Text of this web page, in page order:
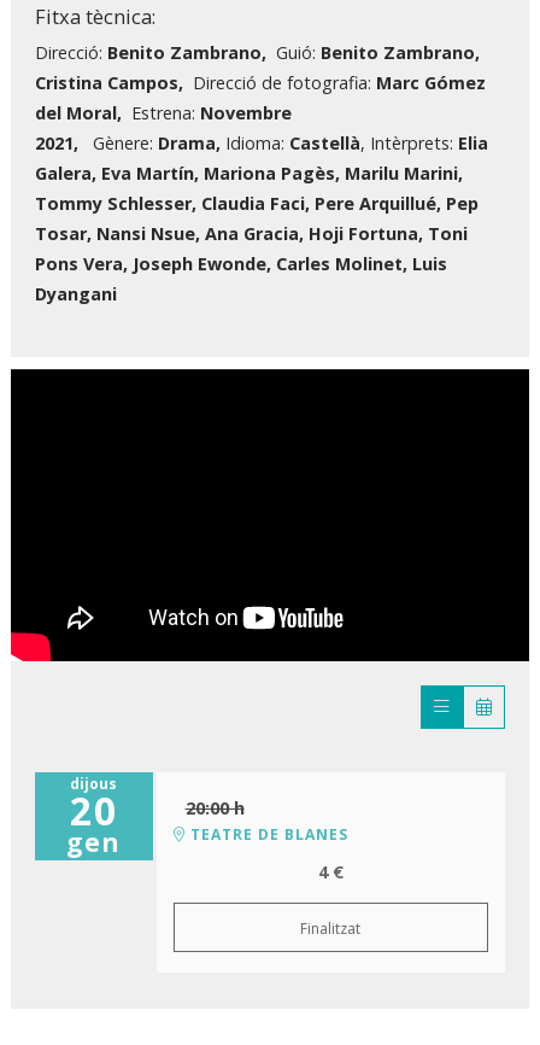
Fitxa tècnica:
Direcció: Benito Zambrano, Guió: Benito Zambrano,
Cristina Campos, Direcció de fotografia: Marc Gómez
del Moral, Estrena: Novembre
2021,
Gènere: Drama, Idioma: Castellà, Intèrprets: Elia
Galera, Eva Martín, Mariona Pagès, Marilu Marini,
Tommy Schlesser, Claudia Faci, Pere Arquillué, Pep
Tosar, Nansi Nsue, Ana Gracia, Hoji Fortuna, Toni
Pons Vera, Joseph Ewonde, Carles Molinet, Luis
Dyangani
dijous
20
gen
20:00 h
TEATRE DE BLANES
4 €
Finalitzat